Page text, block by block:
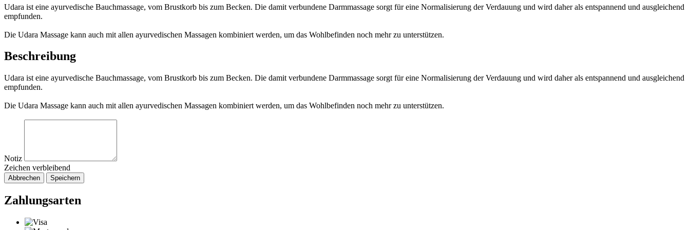
Udara ist eine ayurvedische Bauchmassage, vom Brustkorb bis zum Becken. Die damit verbundene Darmmassage sorgt für eine Normalisierung der Verdauung und wird daher als entspannend und ausgleichend
empfunden.
Die Udara Massage kann auch mit allen ayurvedischen Massagen kombiniert werden, um das Wohlbefinden noch mehr zu unterstützen.
Beschreibung
Udara ist eine ayurvedische Bauchmassage, vom Brustkorb bis zum Becken. Die damit verbundene Darmmassage sorgt für eine Normalisierung der Verdauung und wird daher als entspannend und ausgleichend
empfunden.
Die Udara Massage kann auch mit allen ayurvedischen Massagen kombiniert werden, um das Wohlbefinden noch mehr zu unterstützen.
Notiz
Zeichen verbleibend
Abbrechen Speichern
Zahlungsarten